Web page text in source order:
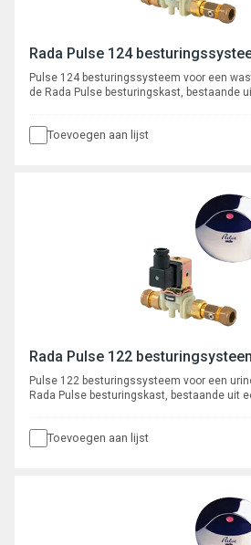
Rada Pulse 124
Pulse 124 besturingssysteem voor een
de Rada Pulse besturingskast, bestaande
Toevoegen aan lijst
Rada Pulse 122
Pulse 122 besturingssysteem voor een
Rada Pulse besturingskast, bestaande uit
Toevoegen aan lijst